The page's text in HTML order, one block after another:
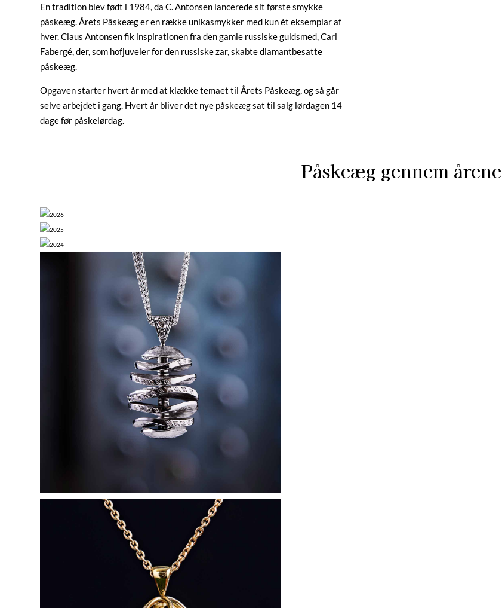
En tradition blev født i 1984, da C. Antonsen lancerede sit første smykke
påskeæg. Årets Påskeæg er en række unikasmykker med kun ét eksemplar af
hver. Claus Antonsen fik inspirationen fra den gamle russiske guldsmed, Carl
Fabergé, der, som hofjuveler for den russiske zar, skabte diamantbesatte
påskeæg.
Opgaven starter hvert år med at klække temaet til Årets Påskeæg, og så går
selve arbejdet i gang. Hvert år bliver det nye påskeæg sat til salg lørdagen 14
dage før påskelørdag.
Påskeæg gennem årene